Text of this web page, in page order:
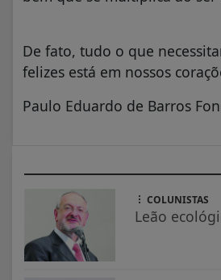
De fato, tudo o que
felizes está em nossos
Paulo Eduardo de Barros
COLUNISTAS
Leão